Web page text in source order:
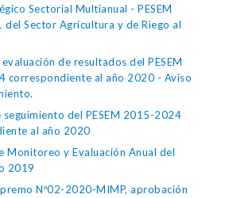
Sectorial Multianual - PESEM
Sector Agricultura y de Riego al
de resultados del PESEM
correspondiente al año 2020 - Aviso
del PESEM 2015-2024
al año 2020
Monitoreo y Evaluación Anual del
2019
Nº02-2020-MIMP, aprobación